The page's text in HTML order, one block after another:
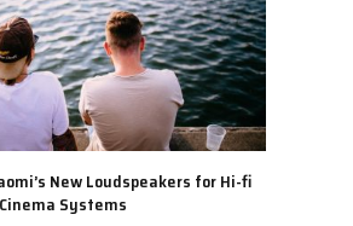
New Loudspeakers for Hi-fi
Systems